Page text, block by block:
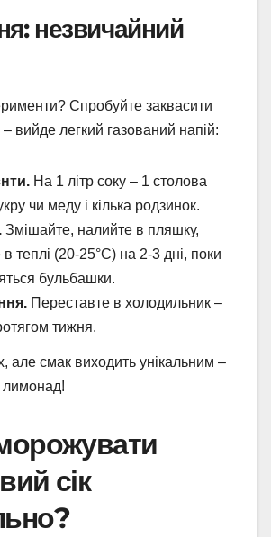
незвичайний
Спробуйте заквасити
– вийде легкий газований напій:
На 1 літр соку – 1 столова
чи меду і кілька родзинок.
Змішайте, налийте в пляшку,
теплі (20-25°C) на 2-3 дні, поки
бульбашки.
Переставте в холодильник –
тижня.
але смак виходить унікальним –
лимонад!
сік